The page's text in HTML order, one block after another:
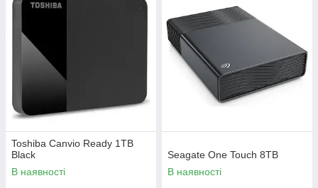
Toshiba Canvio Ready 1TB
Black
В наявності
Seagate One Touch 8TB
В наявності